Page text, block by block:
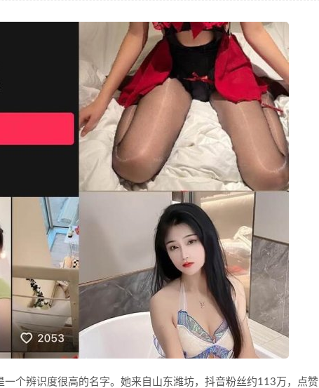
个辨识度很高的名字。她来自山东潍坊，抖音粉丝约113万，点赞